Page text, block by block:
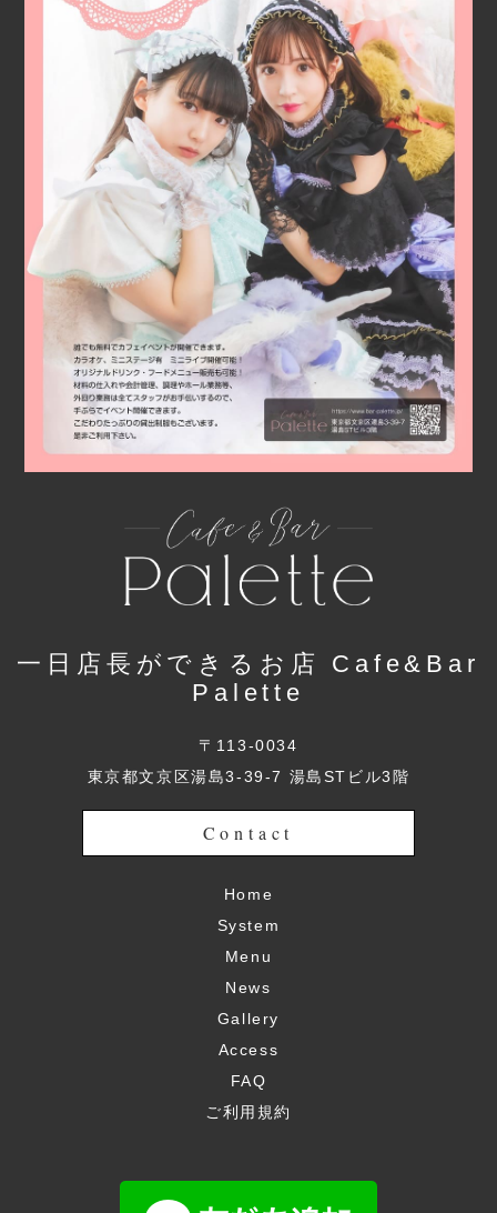
一日店長ができるお店 Cafe&Bar
Palette
〒113-0034
東京都文京区湯島3-39-7 湯島STビル3階
Contact
Home
System
Menu
News
Gallery
Access
FAQ
ご利用規約